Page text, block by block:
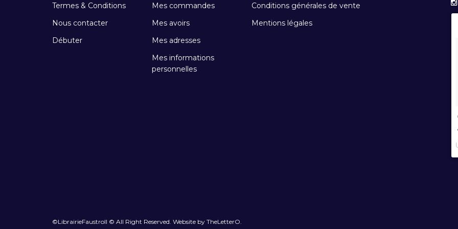
Termes & Conditions
Nous contacter
Débuter
Mes commandes
Mes avoirs
Mes adresses
Mes informations
personnelles
Conditions générales de vente
Mentions légales
©LibrairieFaustroll © All Right Reserved. Website by TheLetterO.